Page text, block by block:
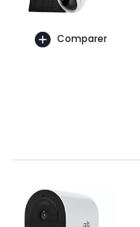
Comparer